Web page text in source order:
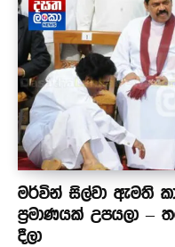
මර්වින් සිල්වා ඇමති
ප්‍රමාණයක් උපයලා
දීලා